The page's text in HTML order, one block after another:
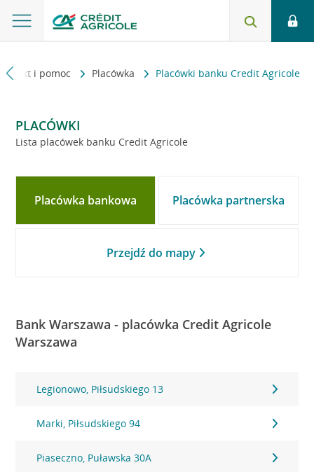
i pomoc Placówka Placówki banku Credit Agricole
PLACÓWKI
Lista placówek banku Credit Agricole
Placówka bankowa Placówka partnerska
Przejdź do mapy
Bank Warszawa - placówka Credit Agricole
Warszawa
Legionowo, Piłsudskiego 13
Marki, Piłsudskiego 94
Piaseczno, Puławska 30A